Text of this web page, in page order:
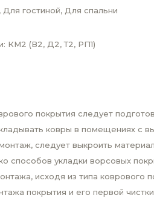
гостиной, Для спальни
КМ2 (В2, Д2, Т2, РП1)
покрытия следует
ковры в помещениях с
следует выкроить
способов укладки ворсовых
исходя из типа коврового
покрытия и его первой